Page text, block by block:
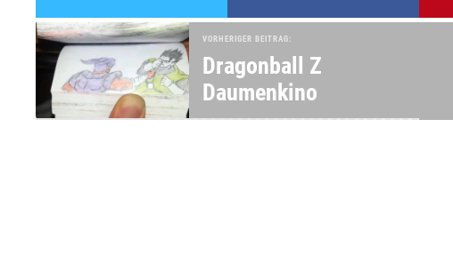
VORHERIGER BEITRAG:
Dragonball Z
Daumenkino